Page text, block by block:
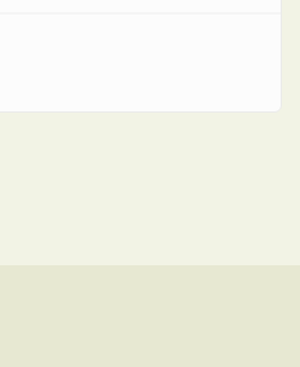
para usar en la fábrica